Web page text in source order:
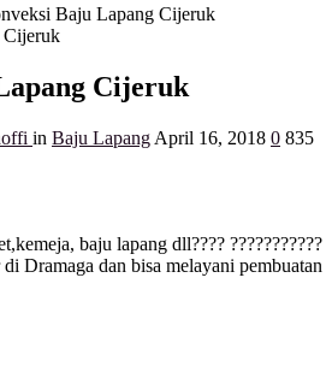
Baju Lapang Cijeruk
Cijeruk
in Baju Lapang April 16, 2018 0 835
baju lapang dll???? ???????????
Dramaga dan bisa melayani pembuatan